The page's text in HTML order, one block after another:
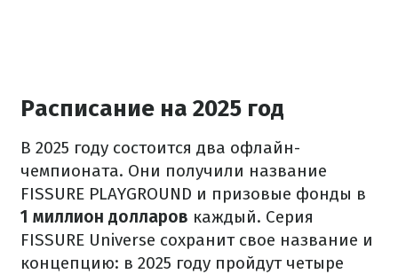
Расписание на 2025 год
В 2025 году состоится два офлайн-
чемпионата. Они получили название
FISSURE PLAYGROUND и призовые фонды в
1 миллион долларов каждый. Серия
FISSURE Universe сохранит свое название и
концепцию: в 2025 году пройдут четыре